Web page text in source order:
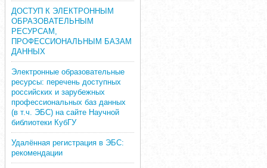
ДОСТУП К ЭЛЕКТРОННЫМ
ОБРАЗОВАТЕЛЬНЫМ
РЕСУРСАМ,
ПРОФЕССИОНАЛЬНЫМ БАЗАМ
ДАННЫХ
Электронные образовательные
ресурсы: перечень доступных
российских и зарубежных
профессиональных баз данных
(в т.ч. ЭБС) на сайте Научной
библиотеки КубГУ
Удалённая регистрация в ЭБС:
рекомендации